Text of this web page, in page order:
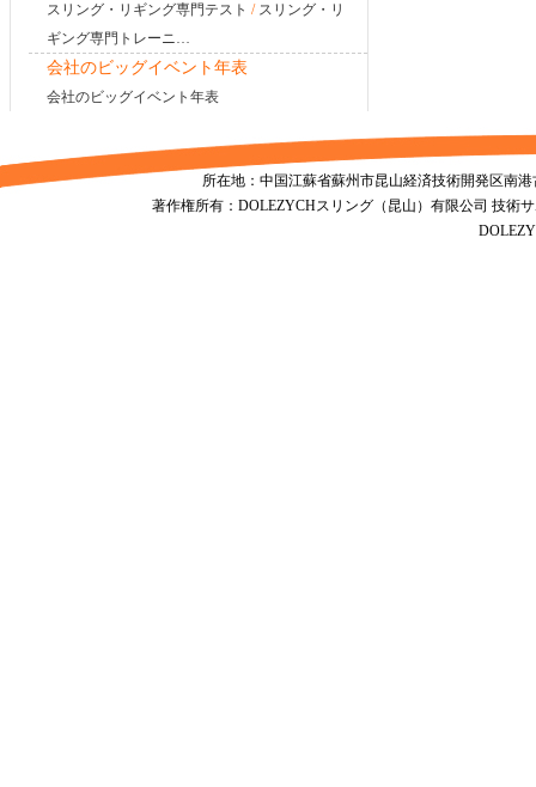
スリング・リギング専門テスト / スリング・リ
ギング専門トレーニ…
会社のビッグイベント年表
会社のビッグイベント年表
所在地：中国江蘇省蘇州市昆山経済技術開発区南港
著作権所有：DOLEZYCHスリング（昆山）有限公司 技術